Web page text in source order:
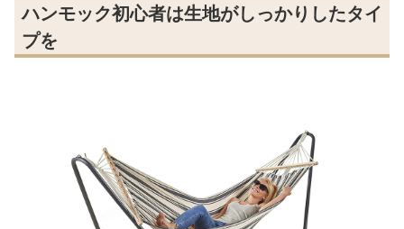
ハンモック初心者は生地がしっかりしたタイ
プを